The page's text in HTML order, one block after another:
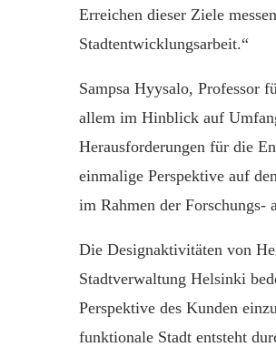
Erreichen dieser Ziele
Stadtentwicklungsarbeit.“
Sampsa Hyysalo, Professor
allem im Hinblick auf
Herausforderungen für die
einmalige Perspektive auf
im Rahmen der Forschungs-
Die Designaktivitäten von
Stadtverwaltung Helsinki
Perspektive des Kunden
funktionale Stadt entsteht